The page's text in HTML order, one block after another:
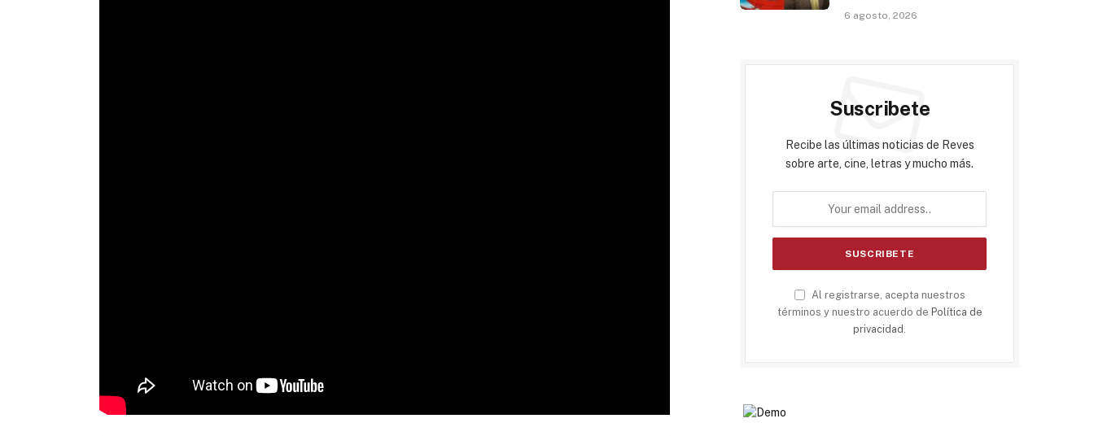
6 agosto, 2026
Suscribete
Recibe las últimas noticias de Reves
sobre arte, cine, letras y mucho más.
Al registrarse, acepta nuestros
términos y nuestro acuerdo de Política de
privacidad